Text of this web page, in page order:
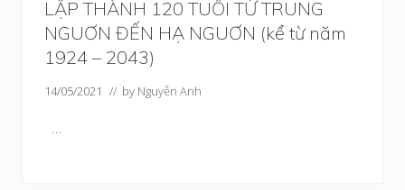
LẬP THÀNH 120 TUỔI TỪ TRUNG
NGUƠN ĐẾN HẠ NGUƠN (kể từ năm
1924 – 2043)
14/05/2021 // by Nguyễn Anh
…